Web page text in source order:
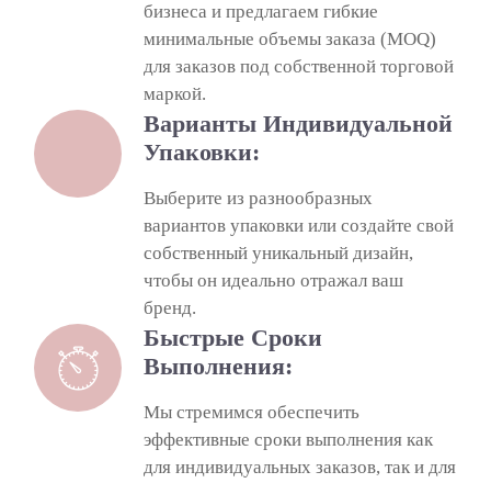
бизнеса и предлагаем гибкие
минимальные объемы заказа (MOQ)
для заказов под собственной торговой
маркой.
Варианты Индивидуальной
Упаковки:
Выберите из разнообразных
вариантов упаковки или создайте свой
собственный уникальный дизайн,
чтобы он идеально отражал ваш
бренд.
Быстрые Сроки
Выполнения:
Мы стремимся обеспечить
эффективные сроки выполнения как
для индивидуальных заказов, так и для